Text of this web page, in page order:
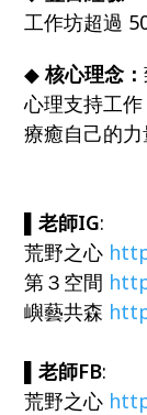
工作坊超過
◆核心理念：
心理支持工
療癒自己的力
▌老師IG:
荒野之心
第３空間
嶼藝共森
▌老師FB:
荒野之心